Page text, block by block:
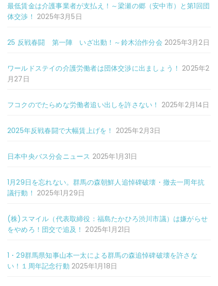
最低賃金は介護事業者が支払え！～梁瀬の郷（安中市）と第1回団
体交渉！ 2025年3月5日
25 反戦春闘 第一陣 いざ出動！～鈴木治作分会 2025年3月2日
ワールドステイの介護労働者は団体交渉に出ましょう！ 2025年2
月27日
フコクのでたらめな労働者追い出しを許さない！ 2025年2月14日
2025年反戦春闘で大幅賃上げを！ 2025年2月3日
日本中央バス分会ニュース 2025年1月31日
1月29日を忘れない。群馬の森朝鮮人追悼碑破壊・撤去一周年抗
議行動！ 2025年1月29日
(株)スマイル（代表取締役：福島たかひろ渋川市議）は嫌がらせ
をやめろ！団交で追及！ 2025年1月21日
1・29群馬県知事山本一太による群馬の森追悼碑破壊を許さな
い！１周年記念行動 2025年1月18日